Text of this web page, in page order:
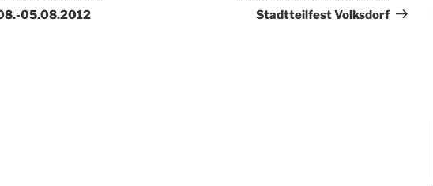
05.08.2012
Stadtteilfest Volksdorf